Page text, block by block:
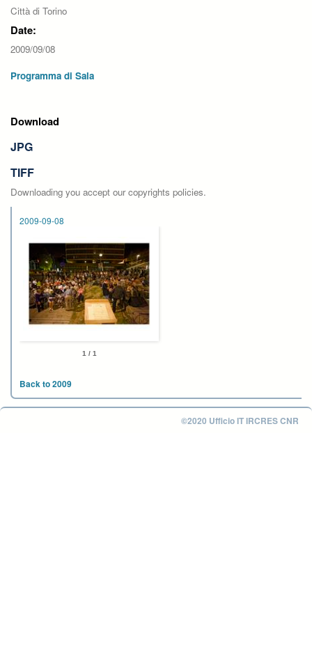
Città di Torino
Date:
2009/09/08
Programma di Sala
Download
JPG
TIFF
Downloading you accept our copyrights policies.
2009-09-08
1 / 1
Back to 2009
©2020 Ufficio IT IRCRES CNR